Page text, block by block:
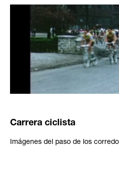
Carrera ciclista
Imágenes del paso de los